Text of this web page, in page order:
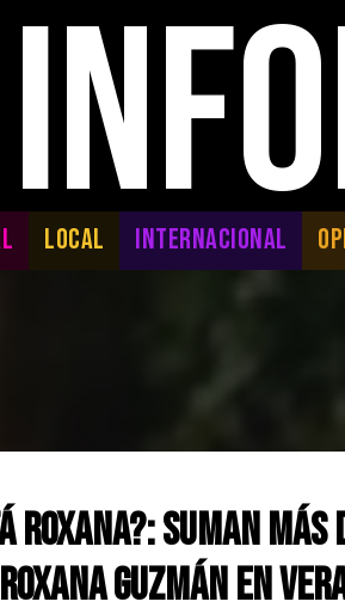
LOCAL INTERNACIONAL
Roxana?: Suman
Guzmán en